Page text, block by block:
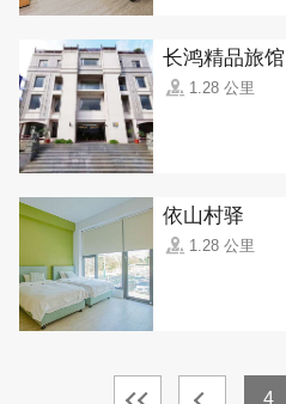
长鸿精品旅馆
1.28 公里
依山村驿
1.28 公里
4